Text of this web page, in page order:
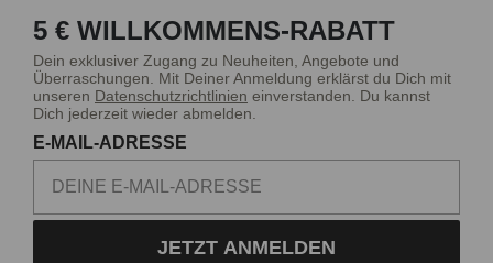
5 € WILLKOMMENS-RABATT
Dein exklusiver Zugang zu Neuheiten, Angebote und
Überraschungen. Mit Deiner Anmeldung erklärst du Dich mit
unseren Datenschutzrichtlinien einverstanden. Du kannst
Dich jederzeit wieder abmelden.
E-MAIL-ADRESSE
JETZT ANMELDEN